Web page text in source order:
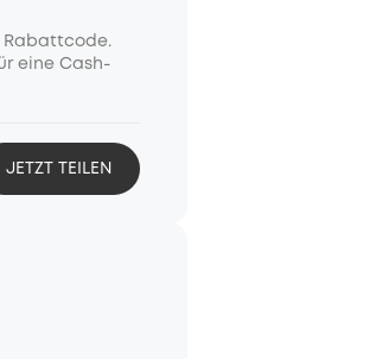
Rabattcode.
eine Cash-
JETZT TEILEN